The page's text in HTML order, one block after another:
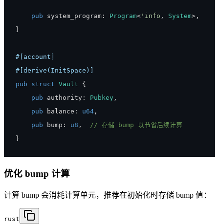
pub system_program : Program< 'info , System> ,
}
#[account]
#[derive(InitSpace)]
pub
struct Vault
{
pub authority : Pubkey ,
pub balance : u64 ,
pub bump : u8 ,
// 存储 bump 以节省后续计算
}
优化 bump 计算
计算 bump 会消耗计算单元，推荐在初始化时存储 bump 值：
rust